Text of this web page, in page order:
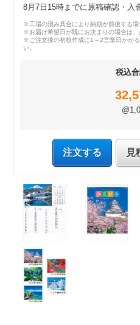
8月7日15時までに原稿確認・入
※工場の混み具合により納期が前後する場
※お届け希望日が既にお決まりの場合は、
※ご注文後の初校作成に1～2営業日かか
い。
税込
注文する 見